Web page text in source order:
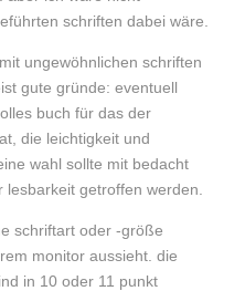
schriften dabei wäre.
ungewöhnlichen schriften
gute gründe: eventuell
buch für das der
die leichtigkeit und
wahl sollte mit bedacht
getroffen werden.
schriftart oder -größe
monitor aussieht. die
in 10 oder 11 punkt